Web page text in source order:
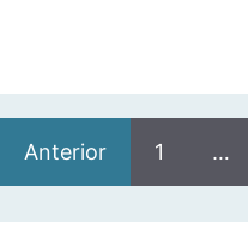
Anterior 1 …